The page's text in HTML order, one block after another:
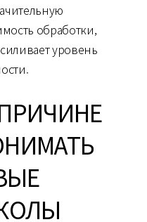
обработки,
уровень